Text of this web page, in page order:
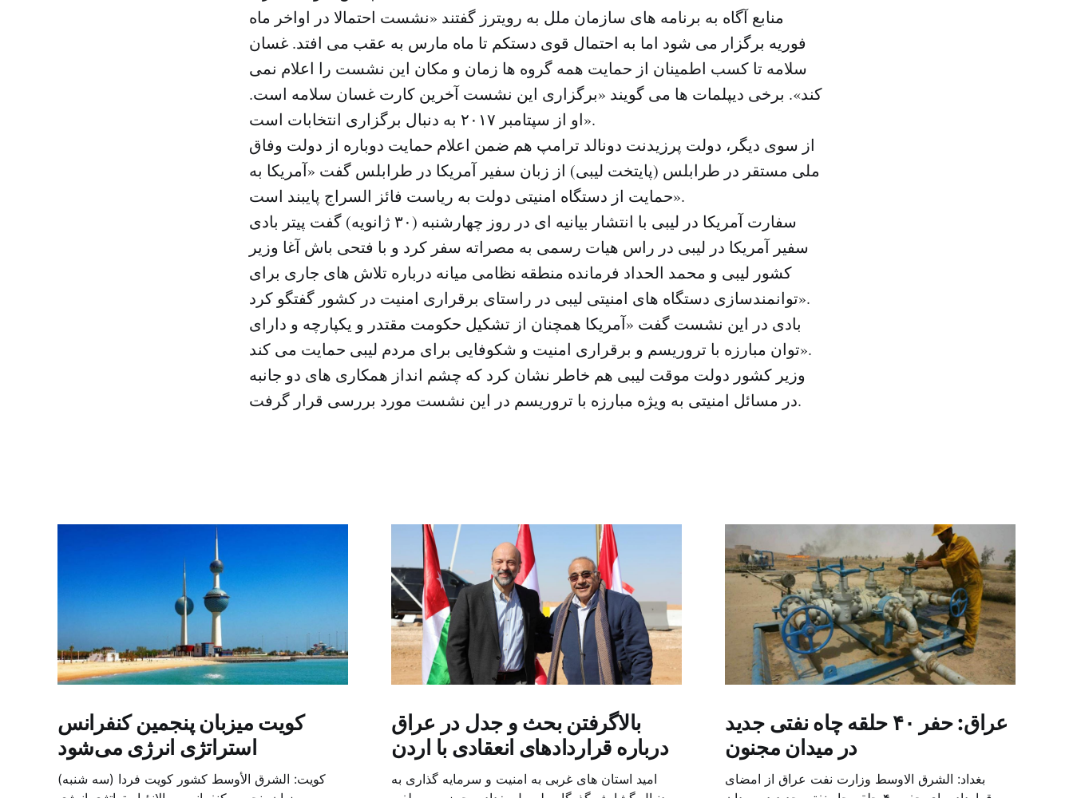
منابع آگاه به برنامه های سازمان ملل به رویترز گفتند «نشست احتمالا در اواخر ماه
فوریه برگزار می شود اما به احتمال قوی دستکم تا ماه مارس به عقب می افتد. غسان
سلامه تا کسب اطمینان از حمایت همه گروه ها زمان و مکان این نشست را اعلام نمی
کند». برخی دیپلمات ها می گویند «برگزاری این نشست آخرین کارت غسان سلامه است.
او از سپتامبر ۲۰۱۷ به دنبال برگزاری انتخابات است».
از سوی دیگر، دولت پرزیدنت دونالد ترامپ هم ضمن اعلام حمایت دوباره از دولت وفاق
ملی مستقر در طرابلس (پایتخت لیبی) از زبان سفیر آمریکا در طرابلس گفت «آمریکا به
حمایت از دستگاه امنیتی دولت به ریاست فائز السراج پایبند است».
سفارت آمریکا در لیبی با انتشار بیانیه ای در روز چهارشنبه (۳۰ ژانویه) گفت پیتر بادی
سفیر آمریکا در لیبی در راس هیات رسمی به مصراته سفر کرد و با فتحی باش آغا وزیر
کشور لیبی و محمد الحداد فرمانده منطقه نظامی میانه درباره تلاش های جاری برای
توانمندسازی دستگاه های امنیتی لیبی در راستای برقراری امنیت در کشور گفتگو کرد».
بادی در این نشست گفت «آمریکا همچنان از تشکیل حکومت مقتدر و یکپارچه و دارای
توان مبارزه با تروریسم و برقراری امنیت و شکوفایی برای مردم لیبی حمایت می کند».
وزیر کشور دولت موقت لیبی هم خاطر نشان کرد که چشم انداز همکاری های دو جانبه
در مسائل امنیتی به ویژه مبارزه با تروریسم در این نشست مورد بررسی قرار گرفت.
کویت میزبان پنجمین کنفرانس
استراتژی انرژی می‌شود
کویت: الشرق الأوسط کشور کویت فردا (سه شنبه)
بالاگرفتن بحث و جدل در عراق
درباره قراردادهای انعقادی با اردن
امید استان های غربی به امنیت و سرمایه گذاری به
عراق: حفر ۴۰ حلقه چاه نفتی جدید
در میدان مجنون
بغداد: الشرق الاوسط وزارت نفت عراق از امضای